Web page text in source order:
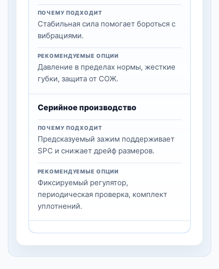
ПОЧЕМУ ПОДХОДИТ
Стабильная сила помогает бороться с
вибрациями.
РЕКОМЕНДУЕМЫЕ ОПЦИИ
Давление в пределах нормы, жесткие
губки, защита от СОЖ.
Серийное производство
ПОЧЕМУ ПОДХОДИТ
Предсказуемый зажим поддерживает
SPC и снижает дрейф размеров.
РЕКОМЕНДУЕМЫЕ ОПЦИИ
Фиксируемый регулятор,
периодическая проверка, комплект
уплотнений.